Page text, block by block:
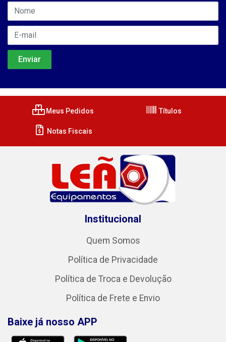
Meus Pedidos Títulos
Notas Fiscais
Institucional
Quem Somos
Política de Privacidade
Política de Troca e Devolução
Política de Frete e Envio
Baixe já nosso APP